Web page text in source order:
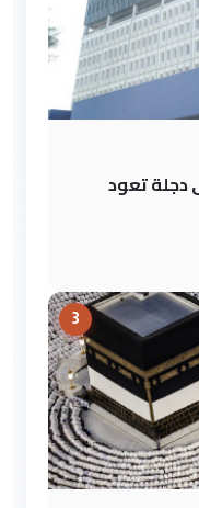
تجاوزاً على دجلة تعود
3